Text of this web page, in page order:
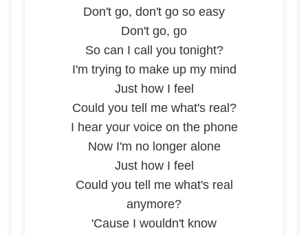
Don't go, don't go so easy
Don't go, go
So can I call you tonight?
I'm trying to make up my mind
Just how I feel
Could you tell me what's real?
I hear your voice on the phone
Now I'm no longer alone
Just how I feel
Could you tell me what's real
anymore?
'Cause I wouldn't know